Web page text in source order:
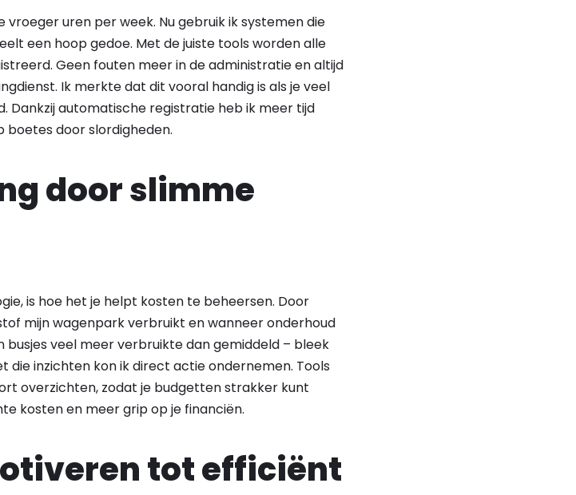
uren per week. Nu gebruik ik systemen die
een hoop gedoe. Met de juiste tools worden alle
Geen fouten meer in de administratie en altijd
Ik merkte dat dit vooral handig is als je veel
Dankzij automatische registratie heb ik meer tijd
boetes door slordigheden.
door slimme
is hoe het je helpt kosten te beheersen. Door
mijn wagenpark verbruikt en wanneer onderhoud
busjes veel meer verbruikte dan gemiddeld – bleek
die inzichten kon ik direct actie ondernemen. Tools
overzichten, zodat je budgetten strakker kunt
kosten en meer grip op je financiën.
tot efficiënt